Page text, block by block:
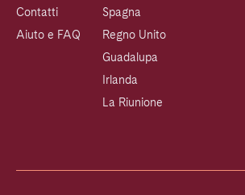
Contatti
Aiuto e FAQ
Spagna
Regno Unito
Guadalupa
Irlanda
La Riunione